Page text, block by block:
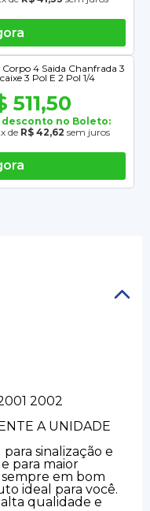
4 Saida Chanfrada 3
3 Pol E 2 Pol 1/4
511,50
desconto no Boleto:
de R$ 42,62 sem juros
2002
A UNIDADE
sinalização e
para maior
em bom
ideal para você.
qualidade e